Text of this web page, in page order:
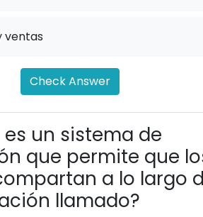
ventas
Check Answer
es un sistema de
que permite que
a lo largo
llamado?